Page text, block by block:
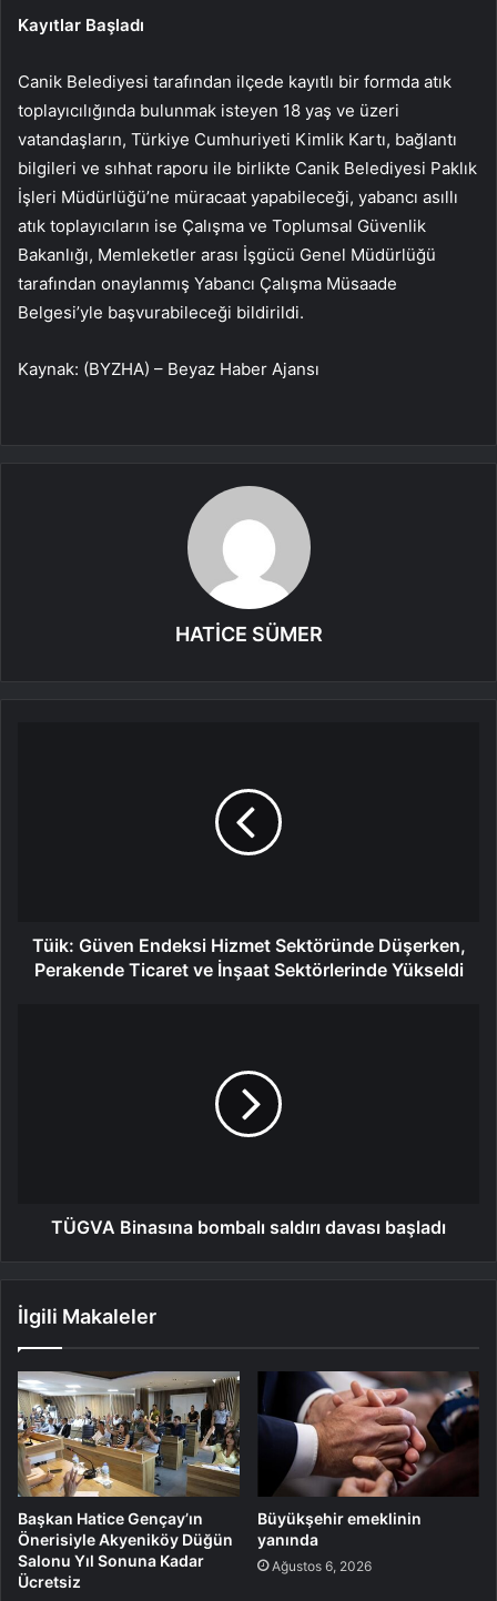
Kayıtlar Başladı
Canik Belediyesi tarafından ilçede kayıtlı bir formda atık
toplayıcılığında bulunmak isteyen 18 yaş ve üzeri
vatandaşların, Türkiye Cumhuriyeti Kimlik Kartı, bağlantı
bilgileri ve sıhhat raporu ile birlikte Canik Belediyesi Paklık
İşleri Müdürlüğü’ne müracaat yapabileceği, yabancı asıllı
atık toplayıcıların ise Çalışma ve Toplumsal Güvenlik
Bakanlığı, Memleketler arası İşgücü Genel Müdürlüğü
tarafından onaylanmış Yabancı Çalışma Müsaade
Belgesi’yle başvurabileceği bildirildi.
Kaynak: (BYZHA) – Beyaz Haber Ajansı
HATİCE SÜMER
Tüik: Güven Endeksi Hizmet Sektöründe Düşerken,
Perakende Ticaret ve İnşaat Sektörlerinde Yükseldi
TÜGVA Binasına bombalı saldırı davası başladı
İlgili Makaleler
Başkan Hatice Gençay’ın
Önerisiyle Akyeniköy Düğün
Salonu Yıl Sonuna Kadar
Ücretsiz
Büyükşehir emeklinin
yanında
Ağustos 6, 2026